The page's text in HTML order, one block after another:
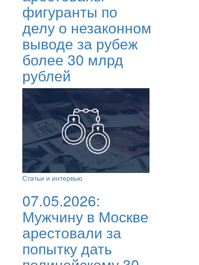
фигуранты по
делу о незаконном
выводе за рубеж
более 30 млрд
рублей
Статьи и интервью
07.05.2026:
Мужчину в Москве
арестовали за
попытку дать